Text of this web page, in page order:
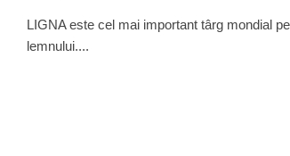
LIGNA este cel mai important târg mondial
lemnului....